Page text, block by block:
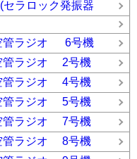
ラロック発振器
管ラジオ 6号機
管ラジオ 2号機
管ラジオ 4号機
管ラジオ 5号機
管ラジオ 7号機
管ラジオ 8号機